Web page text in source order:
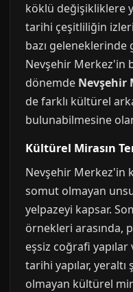
köklü değişikliklere
tarihi çeşitliliğin
bazı
Nevşehir Merkez'in
dönemde Nevşehir
de farklı kültürel
bulunabilmesine
Kültürel Mirasın
Nevşehir Merkez'in
somut olmayan
yelpazeyi kapsar.
örnekleri arasında,
eşsiz coğrafi yapılar
tarihi yapılar,
olmayan kültürel